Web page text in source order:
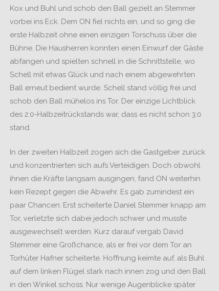
Kox und Buhl und schob den Ball gezielt an Stemmer
vorbei ins Eck. Dem ON fiel nichts ein, und so ging die
erste Halbzeit ohne einen einzigen Torschuss über die
Bühne. Die Hausherren konnten einen Einwurf der Gäste
abfangen und spielten schnell in die Schnittstelle, wo
Schell mit etwas Glück und nach einem abgewehrten
Ball erneut bedient wurde. Schell stand völlig frei und
schob den Ball mühelos ins Tor. Der einzige Lichtblick
des 2:0-Halbzeitrückstands war, dass es nicht schon 3:0
stand.
In der zweiten Halbzeit zogen sich die Gastgeber zurück
und konzentrierten sich aufs Verteidigen. Doch obwohl
ihnen die Kräfte langsam ausgingen, fand ON weiterhin
kein Rezept gegen die Abwehr. Es gab zumindest ein
paar Chancen: Erst scheiterte Daniel Stemmer knapp am
Tor, verletzte sich dabei jedoch schwer und musste
ausgewechselt werden. Kurz darauf vergab David
Stemmer eine Großchance, als er frei vor dem Tor an
Torhüter Hafner scheiterte. Hoffnung keimte auf, als Buhl
auf dem linken Flügel stark nach innen zog und den Ball
in den Winkel schoss. Nur wenige Augenblicke später